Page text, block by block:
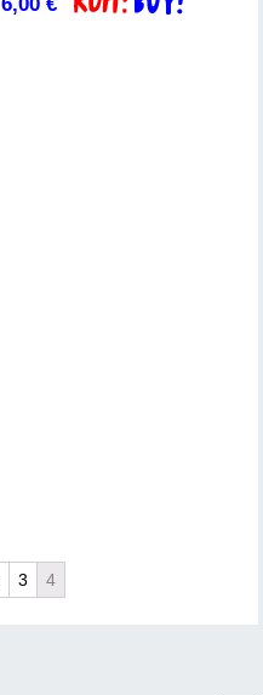
Dodaj v košarico
3 4